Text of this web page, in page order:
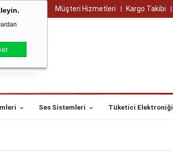
Müşteri Hizmetleri Kargo Takibi
Ses Sistemleri Tüketici Elektroniği